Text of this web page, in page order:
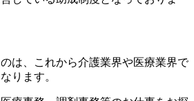
は、これから介護業界や医療業界で
ります。